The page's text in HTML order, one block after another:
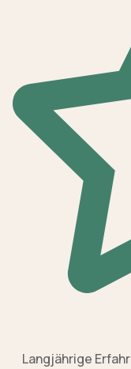
Langjährige